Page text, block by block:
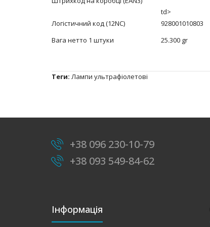
td>
Логістичний код (12NC)
928001010803
Вага нетто 1 штуки
25.300 gr
Теги: Лампи ультрафіолетові
+38 096 230-10-79
+38 093 549-84-62
Інформація